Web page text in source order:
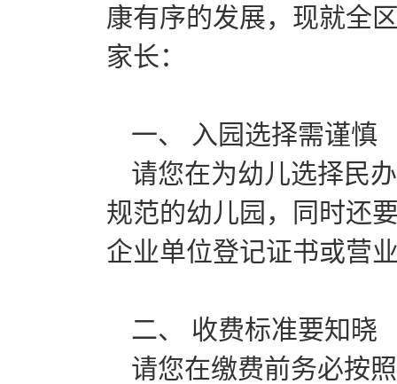
康有序的发展，现就全
家长：
一、 入园选择需谨慎
请您在为幼儿选择民
规范的幼儿园，同时还
企业单位登记证书或营
二、 收费标准要知晓
请您在缴费前务必按